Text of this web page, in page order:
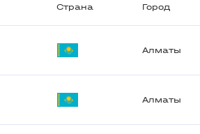
Страна Город
Алматы
Алматы